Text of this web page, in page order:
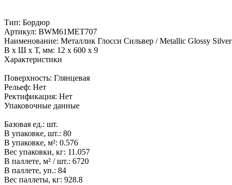
Тип: Бордюр
Артикул: BWM61MET707
Наименование: Металлик Глосси Сильвер / Metallic Glossy Silver
В x Ш x Т, мм: 12 x 600 x 9
Характеристики
Поверхность: Глянцевая
Рельеф: Нет
Ректификация: Нет
Упаковочные данные
Базовая ед.: шт.
В упаковке, шт.: 80
В упаковке, м²: 0.576
Вес упаковки, кг: 11.057
В паллете, м² / шт.: 6720
В паллете, уп.: 84
Вес паллеты, кг: 928.8